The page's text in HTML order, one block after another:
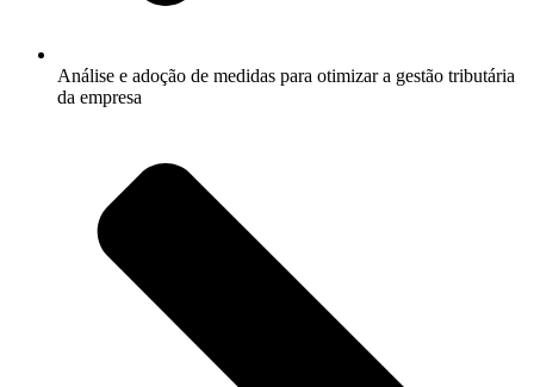
Análise e adoção de medidas para otimizar a gestão tributária
da empresa